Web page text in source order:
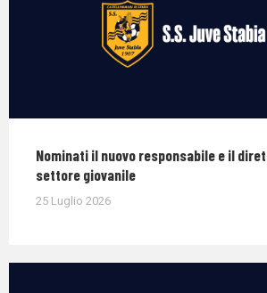
Nominati il nuovo responsabile e il
settore giovanile
25 Luglio 2026